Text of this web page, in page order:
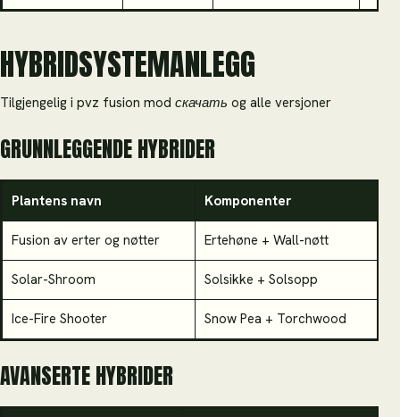
HYBRIDSYSTEMANLEGG
Tilgjengelig i pvz fusion mod скачать og alle versjoner
GRUNNLEGGENDE HYBRIDER
Plantens navn Komponenter
Fusion av erter og nøtter Ertehøne + Wall-nøtt
Solar-Shroom Solsikke + Solsopp
Ice-Fire Shooter Snow Pea + Torchwood
AVANSERTE HYBRIDER